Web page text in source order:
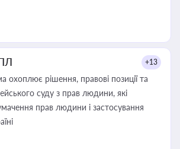
+13
охоплює рішення, правові позиції та
суду з прав людини, які
прав людини і застосування